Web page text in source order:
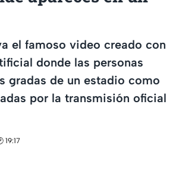
el famoso video creado con
donde las personas
gradas de un estadio como
por la transmisión oficial
19:17